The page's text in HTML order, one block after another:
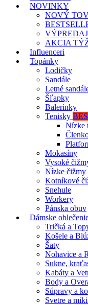
NOVINKY
NOVÝ
VÝPREDAJ
AKCIA
Influenceri
Topánky
Lodičky
Sandále
Letné
Šľapky
Balerínky
Tenisky
Nízke
Mokasíny
Vysoké
Nízke čižmy
Kotníkové
Snehule
Workery
Pánska obuv
Dámske
Tričká a
Košele a
Šaty
Nohavice a
Sukne,
Kabáty a
Body a
Súpravy a
Svetre a